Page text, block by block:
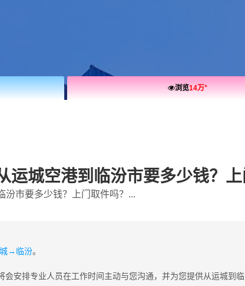
浏览14万+
运城空港到临汾市要多少钱？上
汾市要多少钱？上门取件吗？...
→临汾。
会安排专业人员在工作时间主动与您沟通，并为您提供从运城到